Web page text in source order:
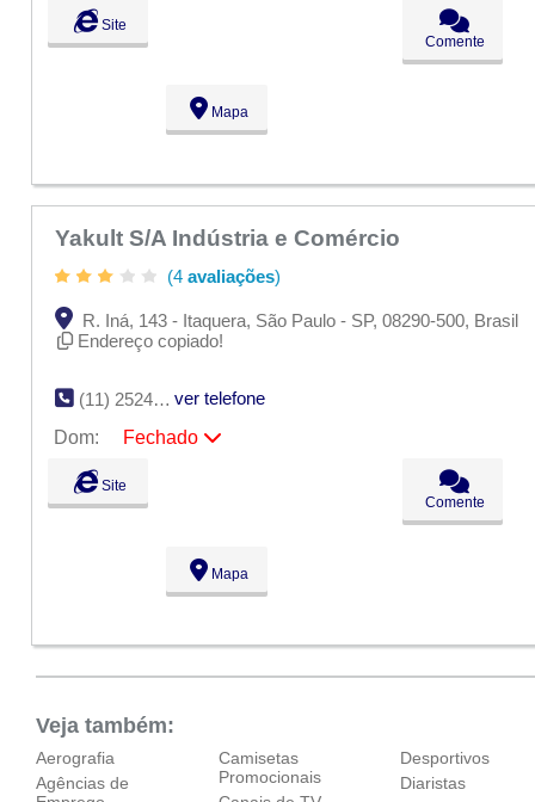
Qui:
Sex:
Site
Comente
Mapa
Yakult S/A Indústria e Comércio
(4 avaliações)
R. Iná, 143 - Itaquera, São Paulo - SP, 08290-500, Brasil
Endereço copiado!
(11) 2524-7434
ver telefone
Dom:
Fechado
Seg:
Ter:
Qua:
09:00 - 18:00
09:00 - 18:00
Fechado
Fechado
Site
Comente
Mapa
Veja também:
Aerografia
Agências de
Camisetas
Promocionais
Desportivos
Diaristas